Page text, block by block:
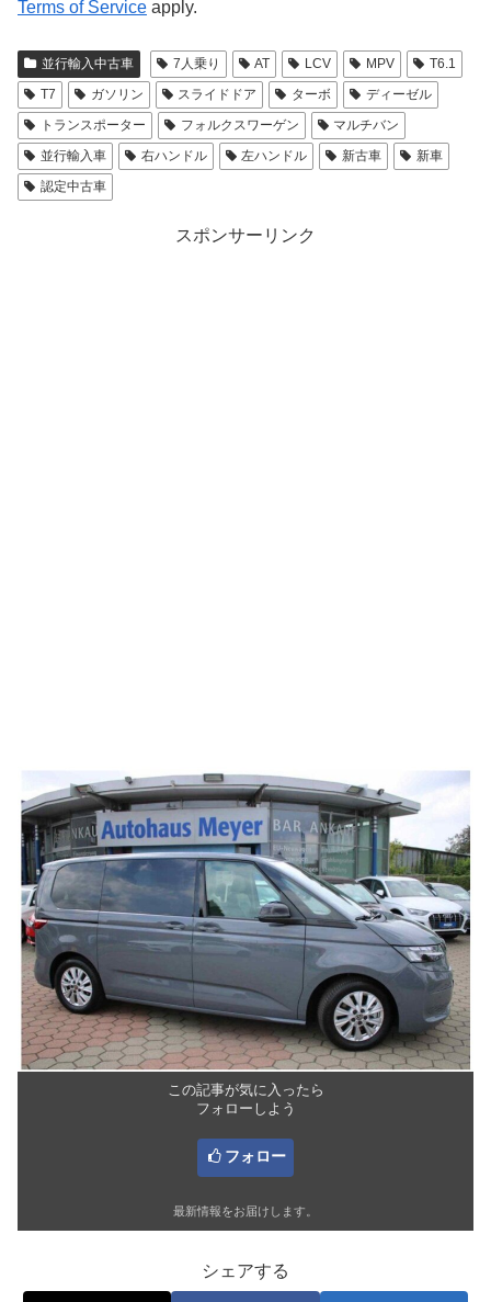
Terms of Service apply.
並行輸入中古車 7人乗り AT LCV MPV
T6.1
T7
ガソリン スライドドア ターボ
ディーゼル
トランスポーター
フォルクスワーゲン
マルチバン
並行輸入車
右ハンドル 左ハンドル 新古車
新車
認定中古車
スポンサーリンク
この記事が気に入ったら
フォローしよう
フォロー
最新情報をお届けします。
シェアする